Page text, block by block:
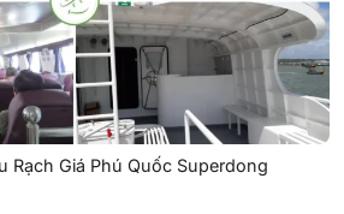
Rạch Giá Phú Quốc Superdong